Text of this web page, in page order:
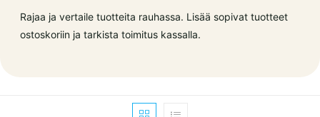
Rajaa ja vertaile tuotteita rauhassa. Lisää sopivat tuotteet
ostoskoriin ja tarkista toimitus kassalla.